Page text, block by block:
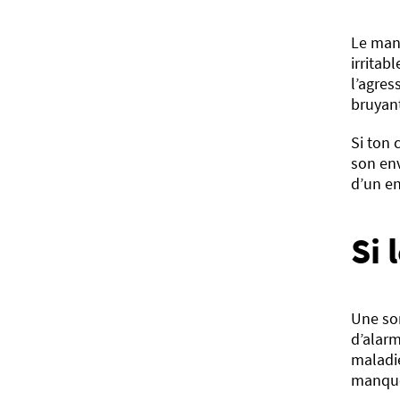
Le
Si ton
son
d’un
Si
Une